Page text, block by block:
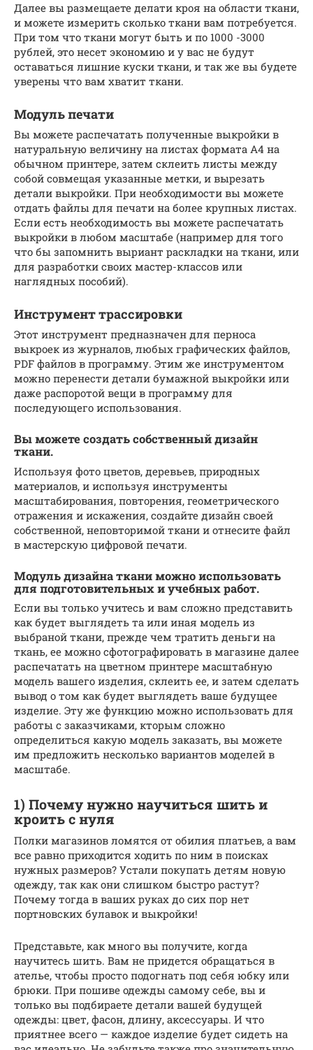
Далее вы размещаете делати кроя на области ткани,
и можете измерить сколько ткани вам потребуется.
При том что ткани могут быть и по 1000 -3000
рублей, это несет экономию и у вас не будут
оставаться лишние куски ткани, и так же вы будете
уверены что вам хватит ткани.
Модуль печати
Вы можете распечатать полученные выкройки в
натуральную величину на листах формата А4 на
обычном принтере, затем склеить листы между
собой совмещая указанные метки, и вырезать
детали выкройки. При необходимости вы можете
отдать файлы для печати на более крупных листах.
Если есть необходимость вы можете распечатать
выкройки в любом масштабе (например для того
что бы запомнить выриант раскладки на ткани, или
для разработки своих мастер-классов или
наглядных пособий).
Инструмент трассировки
Этот инструмент предназначен для перноса
выкроек из журналов, любых графических файлов,
PDF файлов в программу. Этим же инструментом
можно перенести детали бумажной выкройки или
даже распоротой вещи в программу для
последующего использования.
Вы можете создать собственный дизайн
ткани.
Используя фото цветов, деревьев, природных
материалов, и используя инструменты
масштабирования, повторения, геометрического
отражения и искажения, создайте дизайн своей
собственной, неповторимой ткани и отнесите файл
в мастерскую цифровой печати.
Модуль дизайна ткани можно использовать
для подготовительных и учебных работ.
Если вы только учитесь и вам сложно представить
как будет выглядеть та или иная модель из
выбраной ткани, прежде чем тратить деньги на
ткань, ее можно сфотографировать в магазине далее
распечатать на цветном принтере масштабную
модель вашего изделия, склеить ее, и затем сделать
вывод о том как будет выглядеть ваше будущее
изделие. Эту же функцию можно использовать для
работы с заказчиками, кторым сложно
определиться какую модель заказать, вы можете
им предложить несколько вариантов моделей в
масштабе.
1) Почему нужно научиться шить и
кроить с нуля
Полки магазинов ломятся от обилия платьев, а вам
все равно приходится ходить по ним в поисках
нужных размеров? Устали покупать детям новую
одежду, так как они слишком быстро растут?
Почему тогда в ваших руках до сих пор нет
портновских булавок и выкройки!
Представьте, как много вы получите, когда
научитесь шить. Вам не придется обращаться в
ателье, чтобы просто подогнать под себя юбку или
брюки. При пошиве одежды самому себе, вы и
только вы подбираете детали вашей будущей
одежды: цвет, фасон, длину, аксессуары. И что
приятнее всего — каждое изделие будет сидеть на